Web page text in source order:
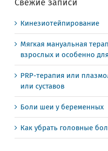
Свежие записи
Кинезиотейпирование
Мягкая мануальная
взрослых и особенно
PRP-терапия или
или суставов
Боли шеи у беременных
Как убрать головные